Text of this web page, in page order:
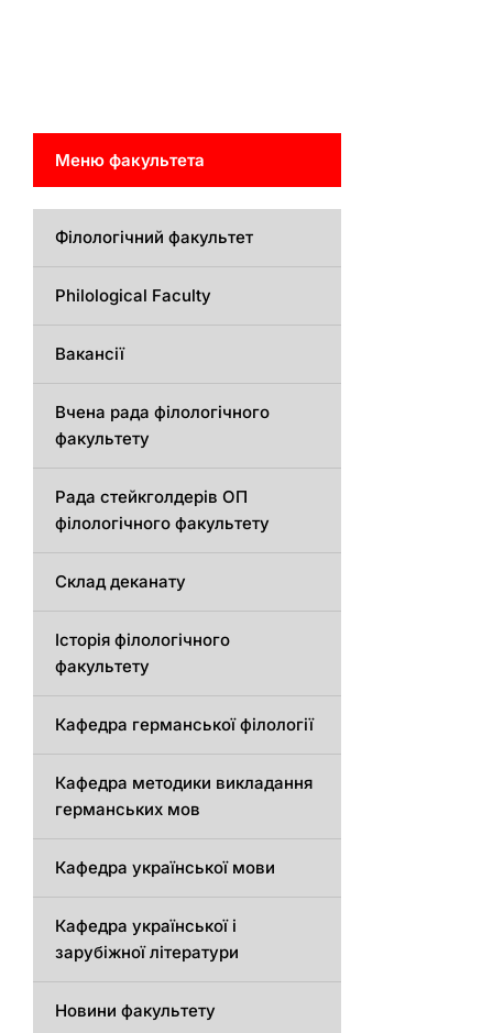
Меню факультета
Філологічний факультет
Philological Faculty
Вакансії
Вчена рада філологічного
факультету
Рада стейкголдерів ОП
філологічного факультету
Склад деканату
Історія філологічного
факультету
Кафедрa германської філології
Кафедрa методики викладання
германських мов
Кафедра української мови
Кафедра української і
зарубіжної літератури
Новини факультету